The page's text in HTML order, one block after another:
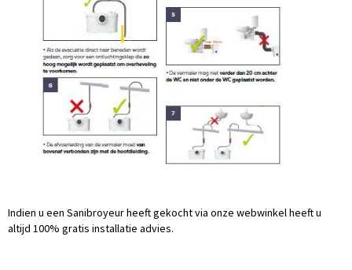
Indien u een Sanibroyeur heeft gekocht via onze webwinkel heeft u
altijd 100% gratis installatie advies.